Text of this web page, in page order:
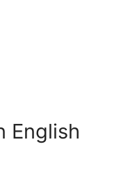
English